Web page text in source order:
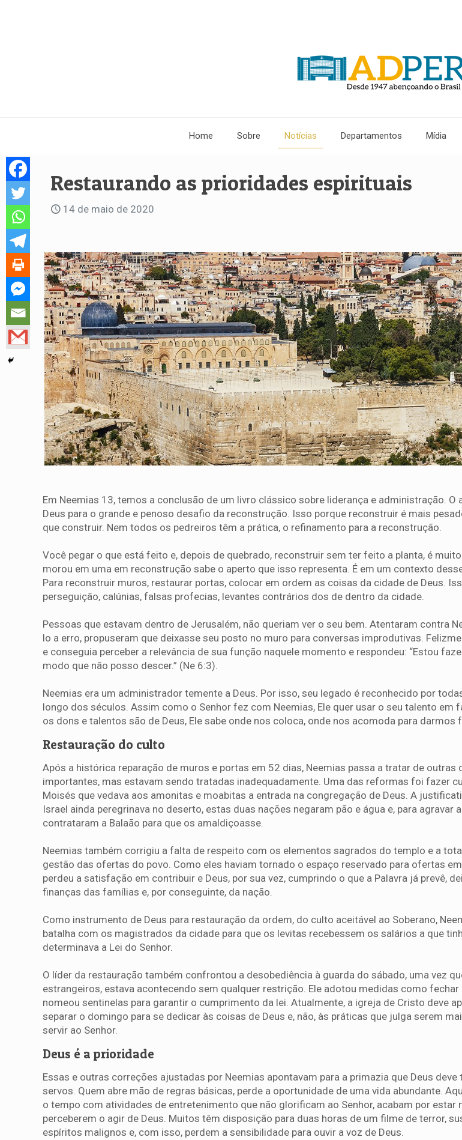
Home Sobre Notícias Departamentos Mídia
Restaurando as prioridades espirituais
14 de maio de 2020
Em Neemias 13, temos a conclusão de um livro clássico sobre liderança e administração.
Deus para o grande e penoso desafio da reconstrução. Isso porque reconstruir é mais
que construir. Nem todos os pedreiros têm a prática, o refinamento para a reconstrução.
Você pegar o que está feito e, depois de quebrado, reconstruir sem ter feito a planta, é
morou em uma em reconstrução sabe o aperto que isso representa. É em um contexto
Para reconstruir muros, restaurar portas, colocar em ordem as coisas da cidade de Deus.
perseguição, calúnias, falsas profecias, levantes contrários dos de dentro da cidade.
Pessoas que estavam dentro de Jerusalém, não queriam ver o seu bem. Atentaram contra
lo a erro, propuseram que deixasse seu posto no muro para conversas improdutivas.
e conseguia perceber a relevância de sua função naquele momento e respondeu: “Estou
modo que não posso descer.” (Ne 6:3).
Neemias era um administrador temente a Deus. Por isso, seu legado é reconhecido por
longo dos séculos. Assim como o Senhor fez com Neemias, Ele quer usar o seu talento em
os dons e talentos são de Deus, Ele sabe onde nos coloca, onde nos acomoda para darmos
Restauração do culto
Após a histórica reparação de muros e portas em 52 dias, Neemias passa a tratar de outras
importantes, mas estavam sendo tratadas inadequadamente. Uma das reformas foi fazer
Moisés que vedava aos amonitas e moabitas a entrada na congregação de Deus. A
Israel ainda peregrinava no deserto, estas duas nações negaram pão e água e, para agravar
contrataram a Balaão para que os amaldiçoasse.
Neemias também corrigiu a falta de respeito com os elementos sagrados do templo e a
gestão das ofertas do povo. Como eles haviam tornado o espaço reservado para ofertas
perdeu a satisfação em contribuir e Deus, por sua vez, cumprindo o que a Palavra já prevê,
finanças das famílias e, por conseguinte, da nação.
Como instrumento de Deus para restauração da ordem, do culto aceitável ao Soberano,
batalha com os magistrados da cidade para que os levitas recebessem os salários a que
determinava a Lei do Senhor.
O líder da restauração também confrontou a desobediência à guarda do sábado, uma vez
estrangeiros, estava acontecendo sem qualquer restrição. Ele adotou medidas como
nomeou sentinelas para garantir o cumprimento da lei. Atualmente, a igreja de Cristo deve
separar o domingo para se dedicar às coisas de Deus e, não, às práticas que julga serem
servir ao Senhor.
Deus é a prioridade
Essas e outras correções ajustadas por Neemias apontavam para a primazia que Deus deve
servos. Quem abre mão de regras básicas, perde a oportunidade de uma vida abundante.
o tempo com atividades de entretenimento que não glorificam ao Senhor, acabam por estar
perceberem o agir de Deus. Muitos têm disposição para duas horas de um filme de terror,
espíritos malignos e, com isso, perdem a sensibilidade para ouvir a voz de Deus.